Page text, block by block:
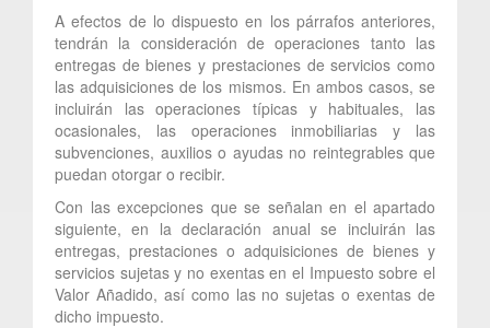
A efectos de lo dispuesto en los párrafos anteriores,
tendrán la consideración de operaciones tanto las
entregas de bienes y prestaciones de servicios como
las adquisiciones de los mismos. En ambos casos, se
incluirán las operaciones típicas y habituales, las
ocasionales, las operaciones inmobiliarias y las
subvenciones, auxilios o ayudas no reintegrables que
puedan otorgar o recibir.
Con las excepciones que se señalan en el apartado
siguiente, en la declaración anual se incluirán las
entregas, prestaciones o adquisiciones de bienes y
servicios sujetas y no exentas en el Impuesto sobre el
Valor Añadido, así como las no sujetas o exentas de
dicho impuesto.